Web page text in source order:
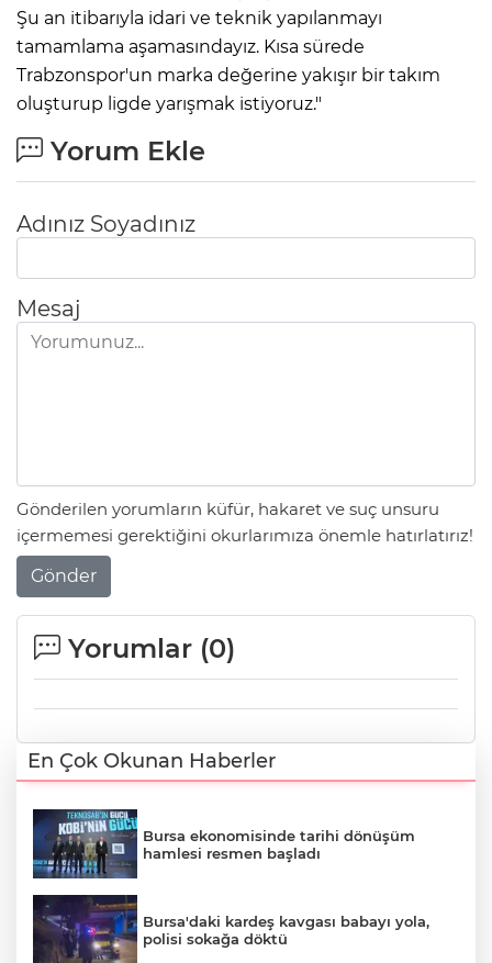
Şu an itibarıyla idari ve teknik yapılanmayı
tamamlama aşamasındayız. Kısa sürede
Trabzonspor'un marka değerine yakışır bir takım
oluşturup ligde yarışmak istiyoruz."
Yorum Ekle
Adınız Soyadınız
Mesaj
Gönderilen yorumların küfür, hakaret ve suç unsuru
içermemesi gerektiğini okurlarımıza önemle hatırlatırız!
Gönder
Yorumlar (0)
En Çok Okunan Haberler
Bursa ekonomisinde tarihi dönüşüm
hamlesi resmen başladı
Bursa'daki kardeş kavgası babayı yola,
polisi sokağa döktü